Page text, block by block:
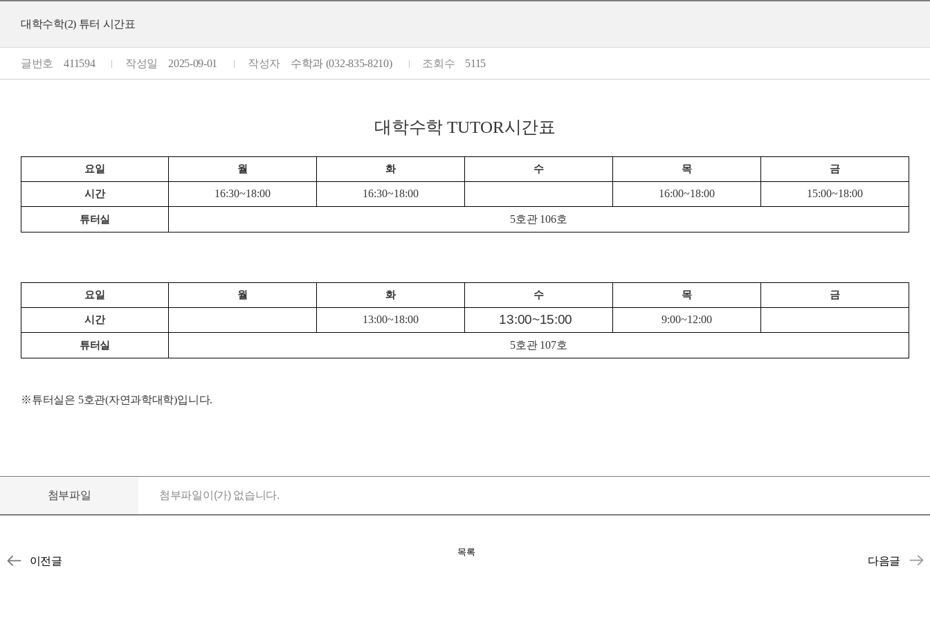
대학수학(2) 튜터 시간표
글번호 411594 작성일 2025-09-01 작성자 수학과 (032-835-8210) 조회수 5115
대학수학 TUTOR시간표
요일 월 화 수 목 금
시간 16:30~18:00 16:30~18:00 16:00~18:00 15:00~18:00
튜터실 5호관 106호
요일 월 화 수 목 금
시간 13:00~18:00 13:00~15:00 9:00~12:00
튜터실 5호관 107호
※튜터실은 5호관(자연과학대학)입니다.
첨부파일 첨부파일이(가) 없습니다.
목록